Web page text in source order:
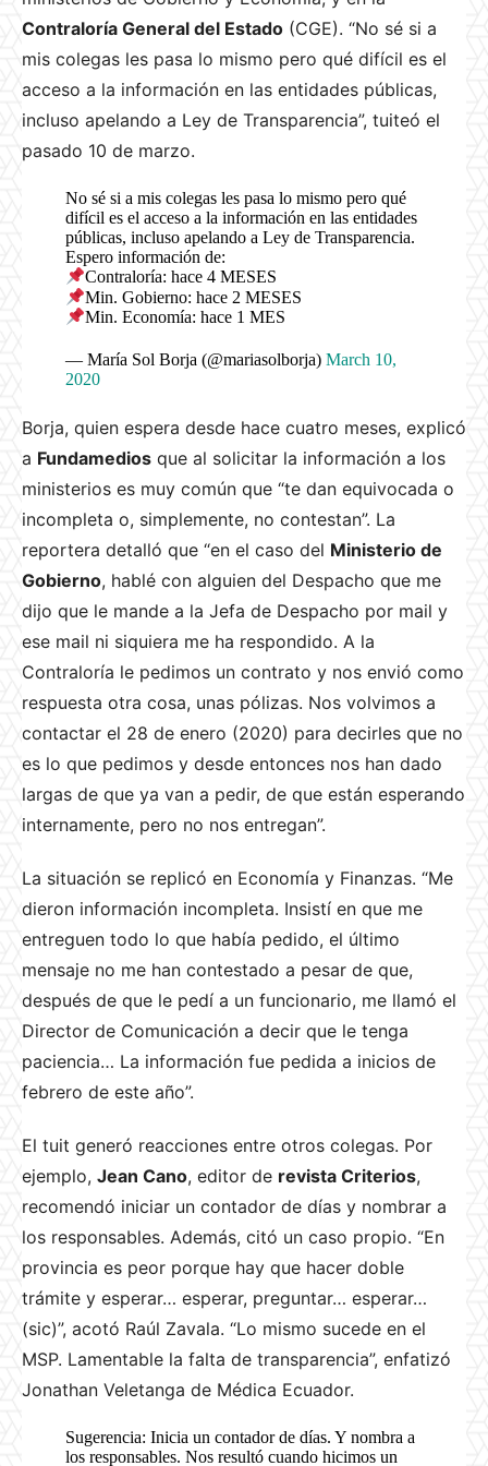
Contraloría General del Estado (CGE). “No sé si a
mis colegas les pasa lo mismo pero qué difícil es el
acceso a la información en las entidades públicas,
incluso apelando a Ley de Transparencia”, tuiteó el
pasado 10 de marzo.
No sé si a mis colegas les pasa lo mismo pero qué
difícil es el acceso a la información en las entidades
públicas, incluso apelando a Ley de Transparencia.
Espero información de:
Contraloría: hace 4 MESES
Min. Gobierno: hace 2 MESES
Min. Economía: hace 1 MES
— María Sol Borja (@mariasolborja) March 10,
2020
Borja, quien espera desde hace cuatro meses, explicó
a Fundamedios que al solicitar la información a los
ministerios es muy común que “te dan equivocada o
incompleta o, simplemente, no contestan”. La
reportera detalló que “en el caso del Ministerio de
Gobierno, hablé con alguien del Despacho que me
dijo que le mande a la Jefa de Despacho por mail y
ese mail ni siquiera me ha respondido. A la
Contraloría le pedimos un contrato y nos envió como
respuesta otra cosa, unas pólizas. Nos volvimos a
contactar el 28 de enero (2020) para decirles que no
es lo que pedimos y desde entonces nos han dado
largas de que ya van a pedir, de que están esperando
internamente, pero no nos entregan”.
La situación se replicó en Economía y Finanzas. “Me
dieron información incompleta. Insistí en que me
entreguen todo lo que había pedido, el último
mensaje no me han contestado a pesar de que,
después de que le pedí a un funcionario, me llamó el
Director de Comunicación a decir que le tenga
paciencia… La información fue pedida a inicios de
febrero de este año”.
El tuit generó reacciones entre otros colegas. Por
ejemplo, Jean Cano, editor de revista Criterios,
recomendó iniciar un contador de días y nombrar a
los responsables. Además, citó un caso propio. “En
provincia es peor porque hay que hacer doble
trámite y esperar… esperar, preguntar… esperar…
(sic)”, acotó Raúl Zavala. “Lo mismo sucede en el
MSP. Lamentable la falta de transparencia”, enfatizó
Jonathan Veletanga de Médica Ecuador.
Sugerencia: Inicia un contador de días. Y nombra a
los responsables. Nos resultó cuando hicimos un